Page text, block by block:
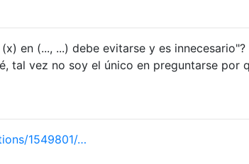
en (..., ...) debe evitarse y es innecesario"?
tal vez no soy el único en preguntarse por
1549801/…